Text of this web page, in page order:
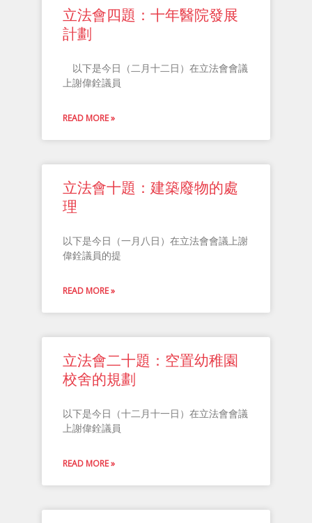
​立法會四題：十年醫院發展
計劃
以下是今日（二月十二日）在立法會會議
上謝偉銓議員
READ MORE »
立法會十題：建築廢物的處
理
以下是今日（一月八日）在立法會會議上謝
偉銓議員的提
READ MORE »
立法會二十題：空置幼稚園
校舍的規劃
以下是今日（十二月十一日）在立法會會議
上謝偉銓議員
READ MORE »